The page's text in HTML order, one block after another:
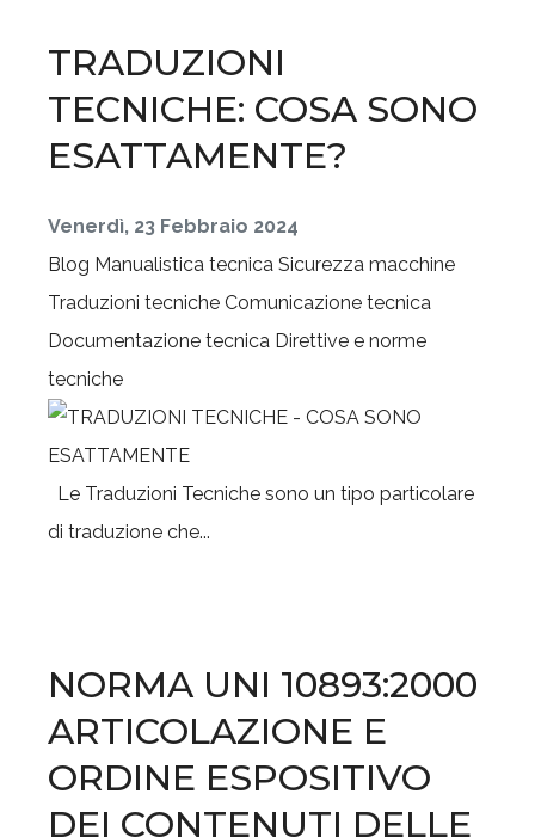
TRADUZIONI
TECNICHE: COSA SONO
ESATTAMENTE?
Venerdì, 23 Febbraio 2024
Blog Manualistica tecnica Sicurezza macchine
Traduzioni tecniche Comunicazione tecnica
Documentazione tecnica Direttive e norme
tecniche
Le Traduzioni Tecniche sono un tipo particolare
di traduzione che...
NORMA UNI 10893:2000
ARTICOLAZIONE E
ORDINE ESPOSITIVO
DEI CONTENUTI DELLE